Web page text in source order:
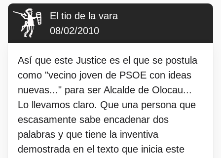
El tio de la vara
08/02/2010
Así que este Justice es el que se postula
como "vecino joven de PSOE con ideas
nuevas..." para ser Alcalde de Olocau...
Lo llevamos claro. Que una persona que
escasamente sabe encadenar dos
palabras y que tiene la inventiva
demostrada en el texto que inicia este